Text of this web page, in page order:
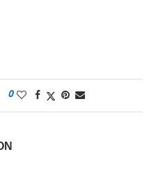
0